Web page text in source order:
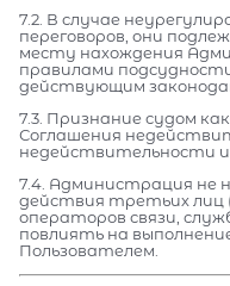
7.2. В случае
переговоров, они
месту нахождения
правилами
действующим
7.3. Признание судом
Соглашения
недействительности
7.4. Администрация не
действия третьих лиц
операторов связи,
повлиять на
Пользователем.